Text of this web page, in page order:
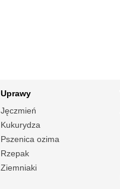
Uprawy
Jęczmień
Kukurydza
Pszenica ozima
Rzepak
Ziemniaki